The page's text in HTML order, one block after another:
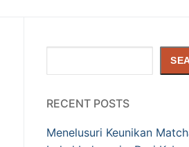
RECENT POSTS
Menelusuri Keunikan